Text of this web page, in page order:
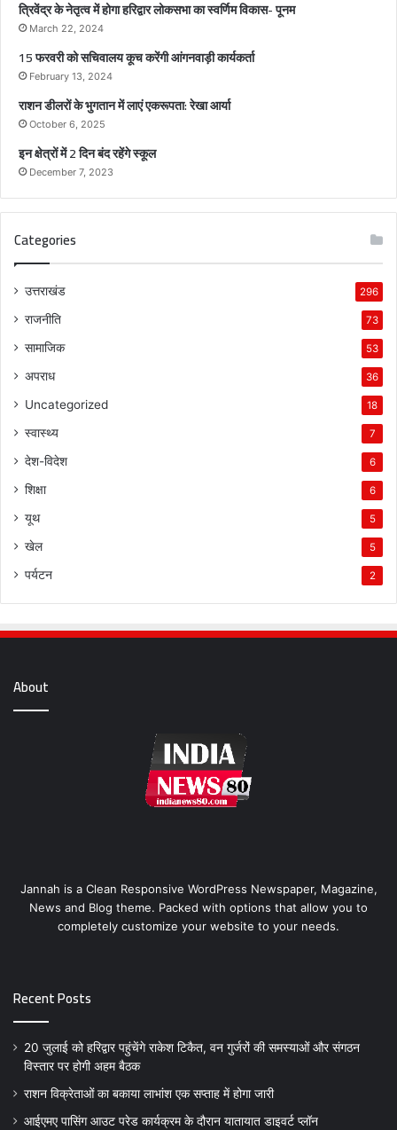
म
त्रिवेंद्र के नेतृत्व में होगा हरिद्वार लोकसभा का स्वर्णिम विकास- पूनम
March 22, 2024
15 फरवरी को सचिवालय कूच करेंगी आंगनवाड़ी कार्यकर्ता
February 13, 2024
राशन डीलरों के भुगतान में लाएं एकरूपता: रेखा आर्या
October 6, 2025
इन क्षेत्रों में 2 दिन बंद रहेंगे स्कूल
December 7, 2023
Categories
उत्तराखंड 296
राजनीति 73
सामाजिक 53
अपराध 36
Uncategorized 18
स्वास्थ्य 7
देश-विदेश 6
शिक्षा 6
यूथ 5
खेल 5
पर्यटन 2
About
Jannah is a Clean Responsive WordPress Newspaper, Magazine,
News and Blog theme. Packed with options that allow you to
completely customize your website to your needs.
Recent Posts
20 जुलाई को हरिद्वार पहुंचेंगे राकेश टिकैत, वन गुर्जरों की समस्याओं और संगठन
विस्तार पर होगी अहम बैठक
राशन विक्रेताओं का बकाया लाभांश एक सप्ताह में होगा जारी
आईएमए पासिंग आउट परेड कार्यक्रम के दौरान यातायात डाइवर्ट प्लॉन